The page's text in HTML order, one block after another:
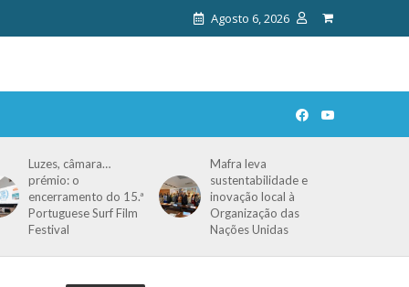
Agosto 6, 2026
Luzes, câmara…
prémio: o
encerramento do 15.ª
Portuguese Surf Film
Festival
Mafra leva
sustentabilidade e
inovação local à
Organização das
Nações Unidas